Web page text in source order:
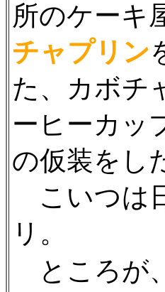
所のケーキ
チャプリン
た、カボチ
ーヒーカッ
の仮装をし
こいつは
リ。
ところが、